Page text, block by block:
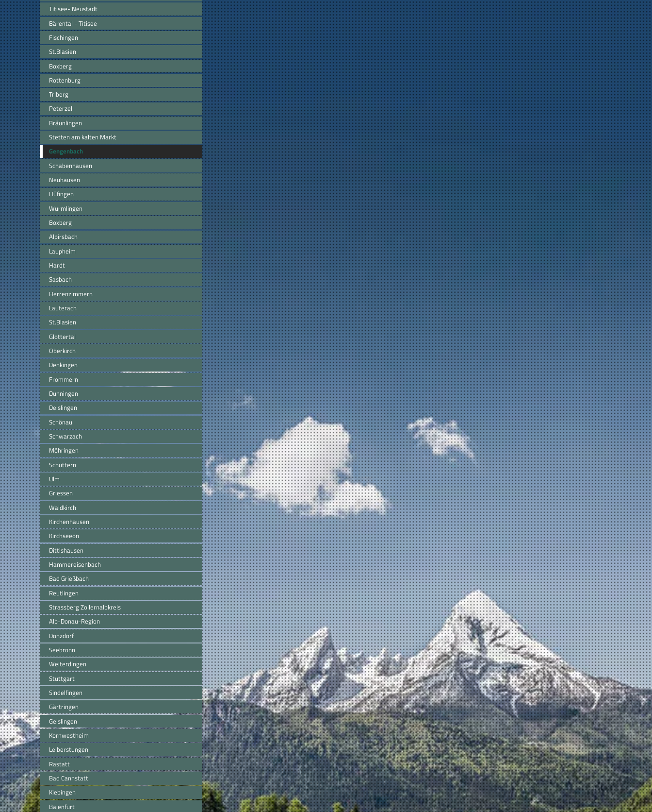
Titisee- Neustadt
Bärental - Titisee
Fischingen
St.Blasien
Boxberg
Rottenburg
Triberg
Peterzell
Bräunlingen
Stetten am kalten Markt
Gengenbach
Schabenhausen
Neuhausen
Hüfingen
Wurmlingen
Boxberg
Alpirsbach
Laupheim
Hardt
Sasbach
Herrenzimmern
Lauterach
St.Blasien
Glottertal
Oberkirch
Denkingen
Frommern
Dunningen
Deislingen
Schönau
Schwarzach
Möhringen
Schuttern
Ulm
Griessen
Waldkirch
Kirchenhausen
Kirchseeon
Dittishausen
Hammereisenbach
Bad Grießbach
Reutlingen
Strassberg Zollernalbkreis
Alb-Donau-Region
Donzdorf
Seebronn
Weiterdingen
Stuttgart
Sindelfingen
Gärtringen
Geislingen
Kornwestheim
Leiberstungen
Rastatt
Bad Cannstatt
Kiebingen
Baienfurt